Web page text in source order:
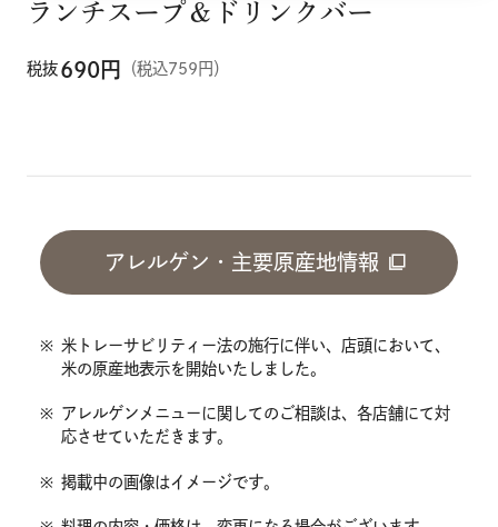
ランチスープ＆ドリンクバー
税抜 690円 （税込759円）
アレルゲン・主要原産地情報
※ 米トレーサビリティー法の施行に伴い、店頭において、
米の原産地表示を開始いたしました。
※ アレルゲンメニューに関してのご相談は、各店舗にて対
応させていただきます。
※ 掲載中の画像はイメージです。